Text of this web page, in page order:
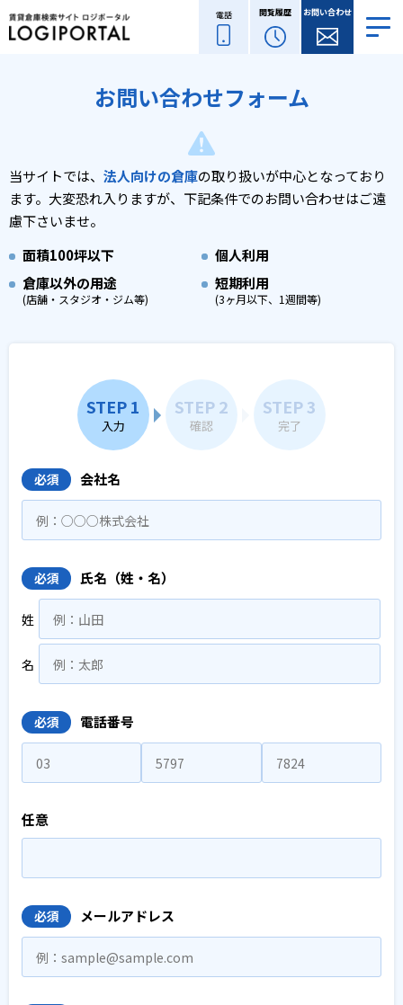
電話 閲覧履歴 お問い合わせ
お問い合わせフォーム
当サイトでは、 法人向けの倉庫の取り扱いが中心となっており
ます。 大変恐れ入りますが、下記条件でのお問い合わせはご遠
慮下さいませ。
面積100坪以下
個人利用
倉庫以外の用途
(店舗・スタジオ・ジム等)
短期利用
(3ヶ月以下、1週間等)
STEP 1
入力
STEP 2
確認
STEP 3
完了
必須 会社名
必須 氏名（姓・名）
姓
名
必須 電話番号
任意
必須 メールアドレス